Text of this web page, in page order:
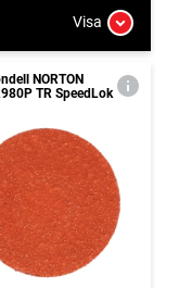
Visa
NORTON
TR SpeedLok